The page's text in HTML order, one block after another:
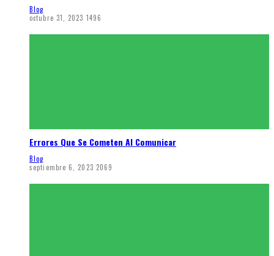
Blog
octubre 31, 2023 1496
Errores Que Se Cometen Al Comunicar
Blog
septiembre 6, 2023 2069